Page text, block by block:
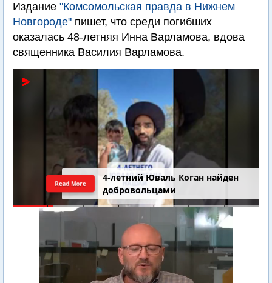
Издание "Комсомольская правда в Нижнем
Новгороде" пишет, что среди погибших
оказалась 48-летняя Инна Варламова, вдова
священника Василия Варламова.
4-летний Юваль Коган найден
добровольцами
Read More